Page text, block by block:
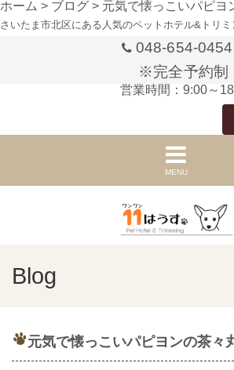
ホーム > ブログ > 元気で懐っこいパピヨ
さいたま市北区にある人気のペットホテル&トリミ
048-654-0454
※完全予約制
営業時間：9:00～
MENU
Blog
元気で懐っこいパピヨンの茶々